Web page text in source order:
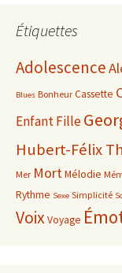
Étiquettes
Adolescence
Blues Bonheur Cassette
EnfantFille
Hubert-Félix
Mer MortMélodie
Rythme Sexe Simplicité
VoixVoyage